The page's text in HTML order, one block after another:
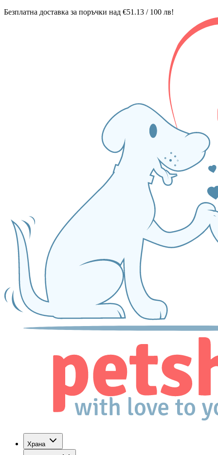
Безплатна доставка за поръчки над €51.13 / 100 лв!
Храна